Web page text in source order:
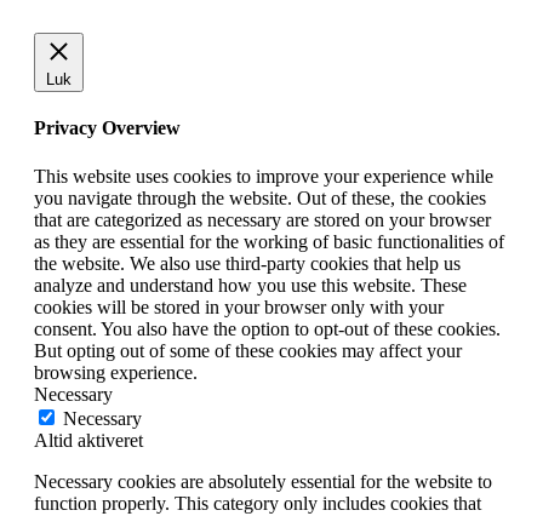
Luk
Privacy Overview
This website uses cookies to improve your experience while
you navigate through the website. Out of these, the cookies
that are categorized as necessary are stored on your browser
as they are essential for the working of basic functionalities of
the website. We also use third-party cookies that help us
analyze and understand how you use this website. These
cookies will be stored in your browser only with your
consent. You also have the option to opt-out of these cookies.
But opting out of some of these cookies may affect your
browsing experience.
Necessary
Necessary
Altid aktiveret
Necessary cookies are absolutely essential for the website to
function properly. This category only includes cookies that